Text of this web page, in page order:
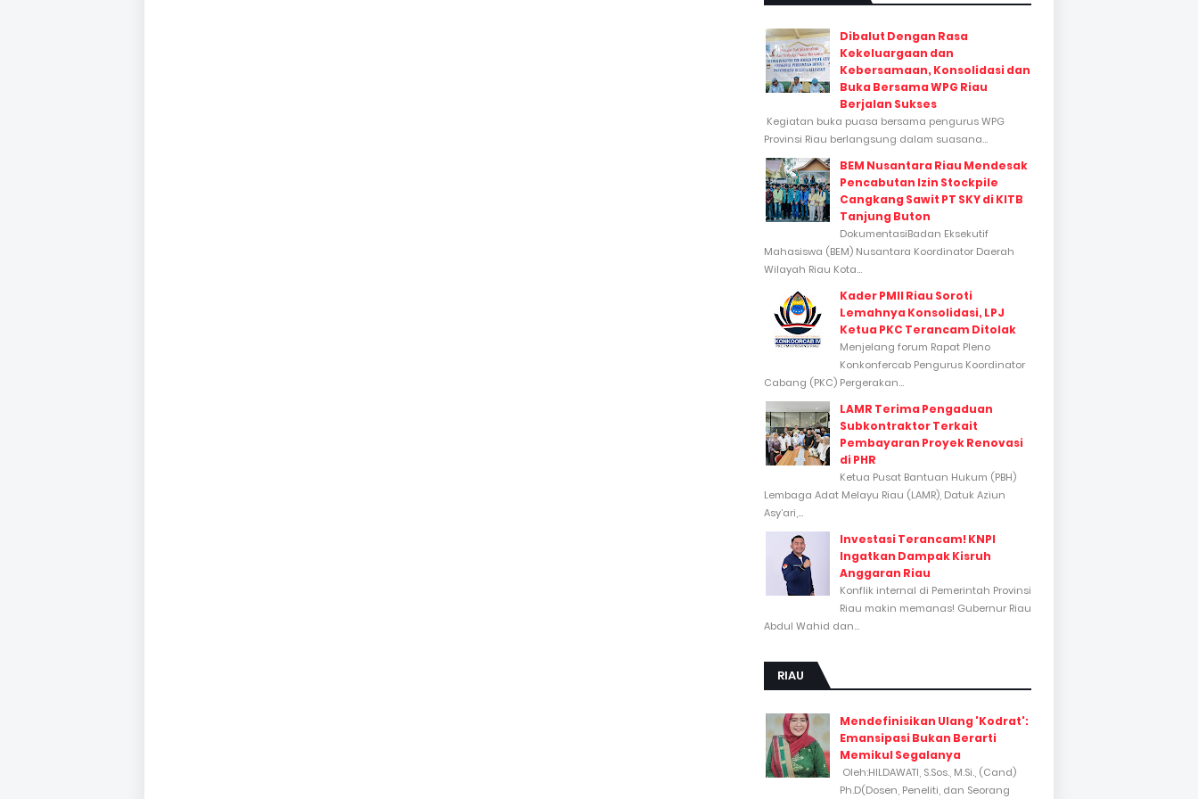
Dibalut Dengan Rasa
Kekeluargaan dan
Kebersamaan, Konsolidasi dan
Buka Bersama WPG Riau
Berjalan Sukses
Kegiatan buka puasa bersama pengurus WPG
Provinsi Riau berlangsung dalam suasana...
BEM Nusantara Riau Mendesak
Pencabutan Izin Stockpile
Cangkang Sawit PT SKY di KITB
Tanjung Buton
DokumentasiBadan Eksekutif
Mahasiswa (BEM) Nusantara Koordinator Daerah
Wilayah Riau Kota...
Kader PMII Riau Soroti
Lemahnya Konsolidasi, LPJ
Ketua PKC Terancam Ditolak
Menjelang forum Rapat Pleno
Konkonfercab Pengurus Koordinator
Cabang (PKC) Pergerakan...
LAMR Terima Pengaduan
Subkontraktor Terkait
Pembayaran Proyek Renovasi
di PHR
Ketua Pusat Bantuan Hukum (PBH)
Lembaga Adat Melayu Riau (LAMR), Datuk Aziun
Asy’ari,...
Investasi Terancam! KNPI
Ingatkan Dampak Kisruh
Anggaran Riau
Konflik internal di Pemerintah Provinsi
Riau makin memanas! Gubernur Riau
Abdul Wahid dan...
RIAU
Mendefinisikan Ulang 'Kodrat':
Emansipasi Bukan Berarti
Memikul Segalanya
Oleh:HILDAWATI, S.Sos., M.Si., (Cand)
Ph.D(Dosen, Peneliti, dan Seorang